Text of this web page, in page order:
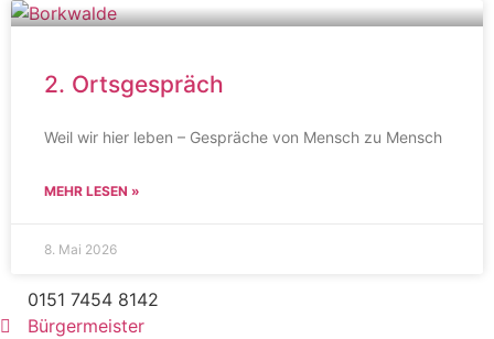
2. Ortsgespräch
Weil wir hier leben – Gespräche von Mensch zu Mensch
MEHR LESEN »
8. Mai 2026
0151 7454 8142
Bürgermeister